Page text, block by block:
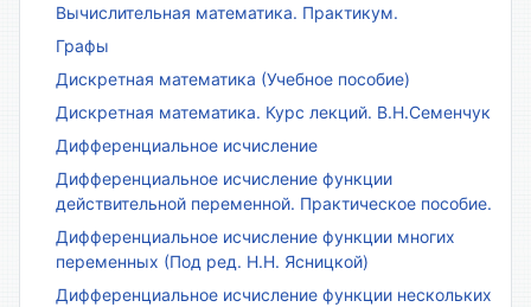
Вычислительная математика. Практикум.
Графы
Дискретная математика (Учебное пособие)
Дискретная математика. Курс лекций. В.Н.Семенчук
Дифференциальное исчисление
Дифференциальное исчисление функции
действительной переменной. Практическое пособие.
Дифференциальное исчисление функции многих
переменных (Под ред. Н.Н. Ясницкой)
Дифференциальное исчисление функции нескольких